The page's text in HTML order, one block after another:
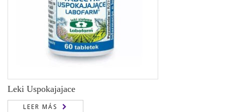
Leki Uspokajajace
LEER MÁS